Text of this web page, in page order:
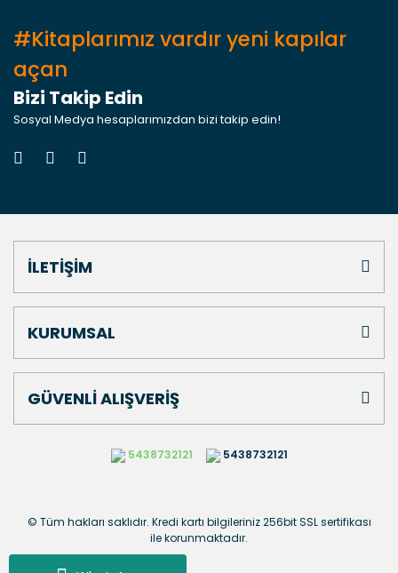
#Kitaplarımız vardır yeni kapılar
açan
Bizi Takip Edin
Sosyal Medya hesaplarımızdan bizi takip edin!
İLETİŞİM
KURUMSAL
GÜVENLİ ALIŞVERİŞ
5438732121 5438732121
© Tüm hakları saklıdır. Kredi kartı bilgileriniz 256bit SSL sertifikası
ile korunmaktadır.